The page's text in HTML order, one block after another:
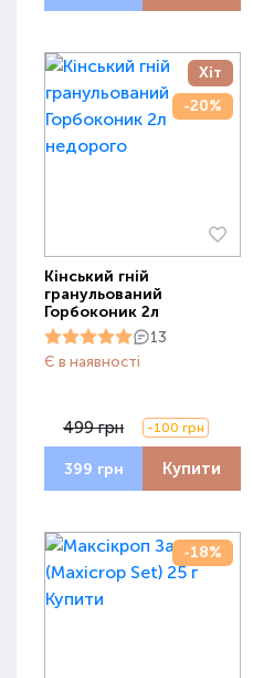
Хіт
-20%
Кінський гній
гранульований
Горбоконик 2л
13
Є в наявності
499 грн -100 грн
399 грн Купити
-18%